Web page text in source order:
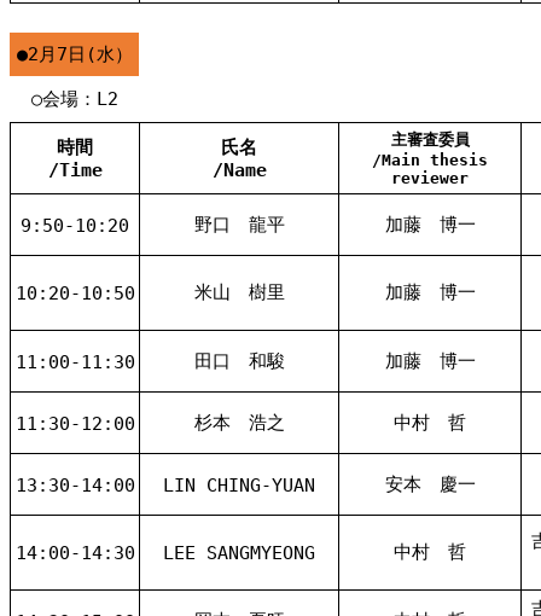
●2月7日(水）
○会場：L2
時間
/Time
氏名
/Name
主審査委員
/Main thesis
reviewer
9:50-10:20 野口 龍平 加藤 博一
10:20-10:50 米山 樹里 加藤 博一
11:00-11:30 田口 和駿 加藤 博一
11:30-12:00 杉本 浩之 中村 哲
13:30-14:00 LIN CHING-YUAN 安本 慶一
14:00-14:30 LEE SANGMYEONG 中村 哲